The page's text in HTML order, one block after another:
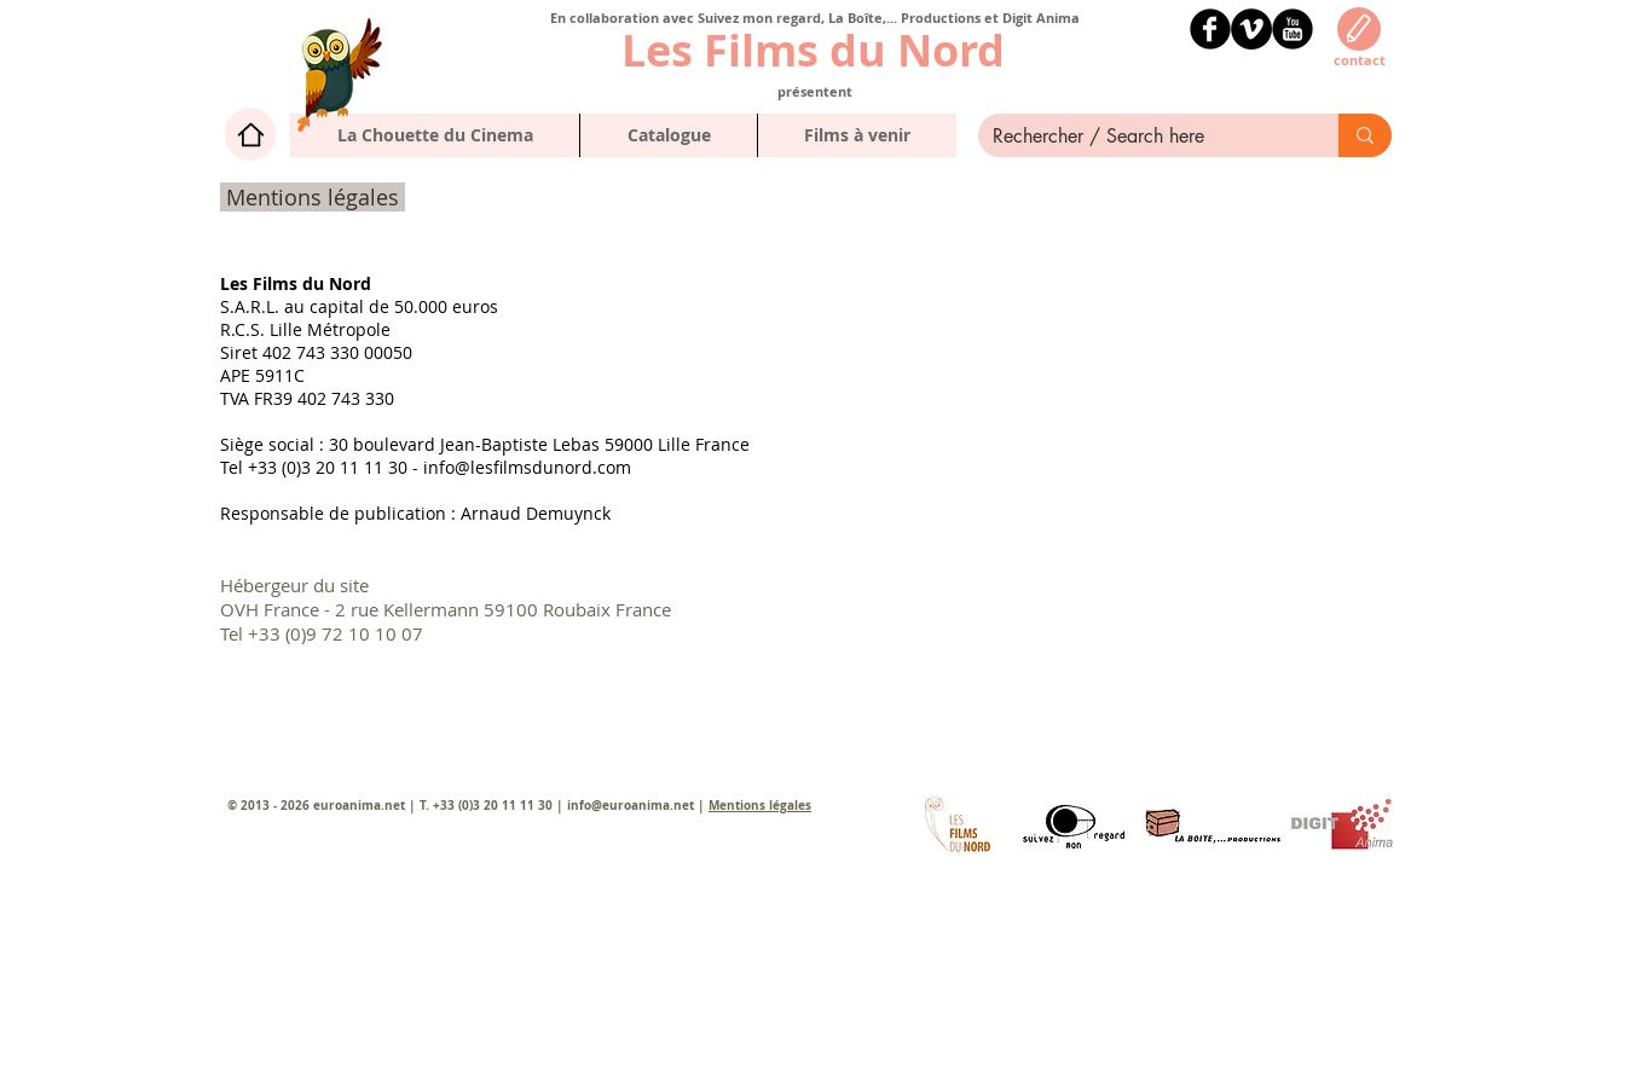
contact
Les Films du Nord
En collaboration avec Suivez mon regard, La Boîte,... Productions et Digit Anima
présentent
La Chouette du Cinema Catalogue Films à venir
Mentions légales
Les Films du Nord
S.A.R.L. au capital de 50.000 euros
R.C.S. Lille Métropole
Siret 402 743 330 00050
APE 5911C
TVA FR39 402 743 330
Siège social : 30 boulevard Jean-Baptiste Lebas 59000 Lille France
Tel +33 (0)3 20 11 11 30 - info@lesfilmsdunord.com
Responsable de publication : Arnaud Demuynck
Hébergeur du site
OVH France - 2 rue Kellermann 59100 Roubaix France
Tel +33 (0)9 72 10 10 07
© 2013 - 2026 euroanima.net | T. +33 (0)3 20 11 11 30 | info@euroanima.net | Mentions légales